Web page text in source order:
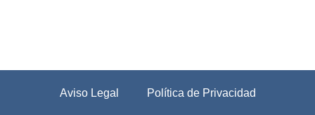
Aviso Legal Política de Privacidad